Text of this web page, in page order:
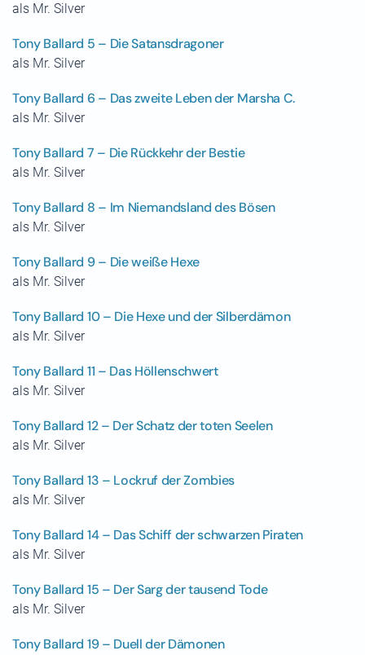
als Mr. Silver
Tony Ballard 5 – Die Satansdragoner
als Mr. Silver
Tony Ballard 6 – Das zweite Leben der Marsha C.
als Mr. Silver
Tony Ballard 7 – Die Rückkehr der Bestie
als Mr. Silver
Tony Ballard 8 – Im Niemandsland des Bösen
als Mr. Silver
Tony Ballard 9 – Die weiße Hexe
als Mr. Silver
Tony Ballard 10 – Die Hexe und der Silberdämon
als Mr. Silver
Tony Ballard 11 – Das Höllenschwert
als Mr. Silver
Tony Ballard 12 – Der Schatz der toten Seelen
als Mr. Silver
Tony Ballard 13 – Lockruf der Zombies
als Mr. Silver
Tony Ballard 14 – Das Schiff der schwarzen Piraten
als Mr. Silver
Tony Ballard 15 – Der Sarg der tausend Tode
als Mr. Silver
Tony Ballard 19 – Duell der Dämonen